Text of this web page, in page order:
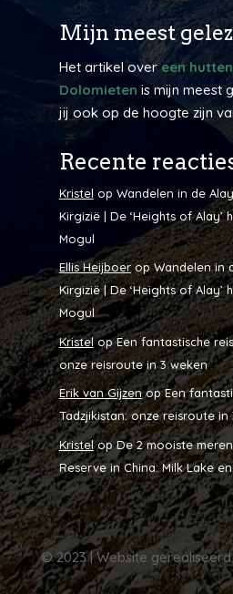
Mijn meest
Het artikel overeen
Dolomieten is mijn meest
jij ook op de hoogte zijn
Recente
Kristel op Wandelen in de
Kirgizië | De ‘Heights of Alay’
Mogul
Ellis Heijboerop Wandelen in
Kirgizië | De ‘Heights of Alay’
Mogul
KristelopEen fantastische
onze reisroute in 3 weken
Erik van GijzenopEen
Tadzjikistan: onze reisroute in
KristelopDe 2 mooiste
Reserve in China: Milk Lake
© 2023 | Website